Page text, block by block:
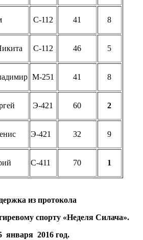
С-112 41 8
С-112 46 5
М-251 41 8
Э-421 60 2
Э-421 32 9
С-411 70 1
из протокола
спорту «Неделя Силача».
января 2016 год.